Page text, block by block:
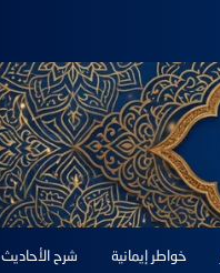
خواطر إيمانية شرح الأحاديث